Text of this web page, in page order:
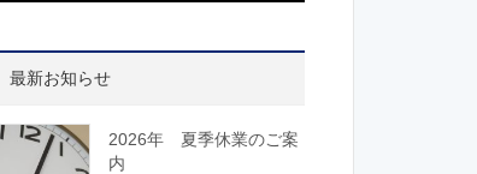
最新お知らせ
2026年 夏季休業のご案
内